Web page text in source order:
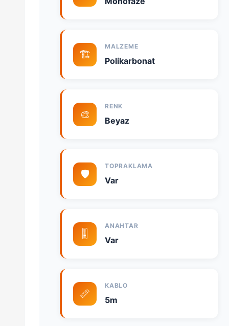
🏗️
MALZEME
Polikarbonat
🎨
RENK
Beyaz
🛡️
TOPRAKLAMA
Var
🎚️
ANAHTAR
Var
📏
KABLO
5m